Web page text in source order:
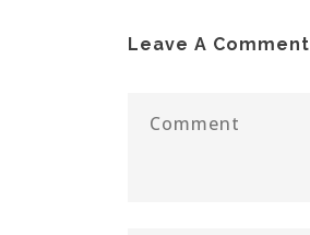
Leave A Comment